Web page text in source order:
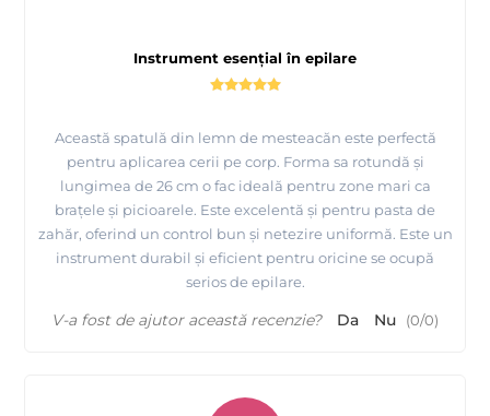
Instrument esențial în epilare
Această spatulă din lemn de mesteacăn este perfectă
pentru aplicarea cerii pe corp. Forma sa rotundă și
lungimea de 26 cm o fac ideală pentru zone mari ca
brațele și picioarele. Este excelentă și pentru pasta de
zahăr, oferind un control bun și netezire uniformă. Este un
instrument durabil și eficient pentru oricine se ocupă
serios de epilare.
V-a fost de ajutor această recenzie? Da Nu (0/0)